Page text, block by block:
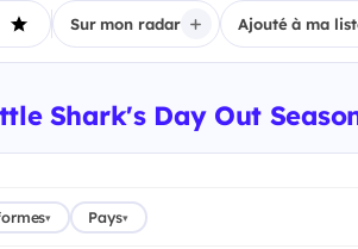
Sur mon radar Ajouté à ma
Shark's Day Out
▾ Pays▾